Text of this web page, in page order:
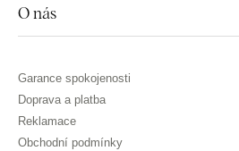
O nás
Garance spokojenosti
Doprava a platba
Reklamace
Obchodní podmínky